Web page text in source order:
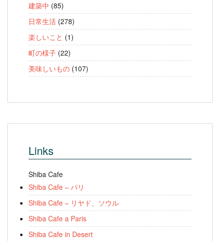
建築中 (85)
日常生活 (278)
楽しいこと (1)
町の様子 (22)
美味しいもの (107)
Links
Shiba Cafe
Shiba Cafe – パリ
Shiba Cafe – リヤド、ソウル
Shiba Cafe a Paris
Shiba Cafe in Desert